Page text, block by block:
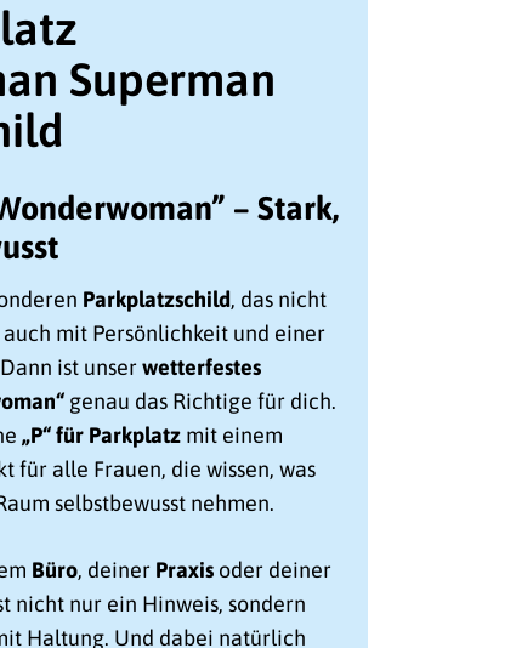
Superman
– Stark,
Parkplatzschild, das nicht
mit Persönlichkeit und einer
ist unserwetterfestes
genau das Richtige für dich.
„P“ für Parkplatz mit einem
für alle Frauen, die wissen, was
selbstbewusst nehmen.
Büro, deiner Praxis oder deiner
nicht nur ein Hinweis, sondern
Haltung. Und dabei natürlich